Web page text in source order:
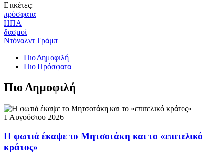
Ετικέτες:
πρόσφατα
ΗΠΑ
δασμοί
Ντόναλντ Τράμπ
Πιο Δημοφιλή
Πιο Πρόσφατα
Πιο Δημοφιλή
1 Αυγούστου 2026
Η φωτιά έκαψε το Μητσοτάκη και το «επιτελικό
κράτος»